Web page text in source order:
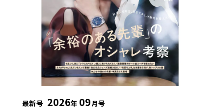
最新号 2026年 09月号